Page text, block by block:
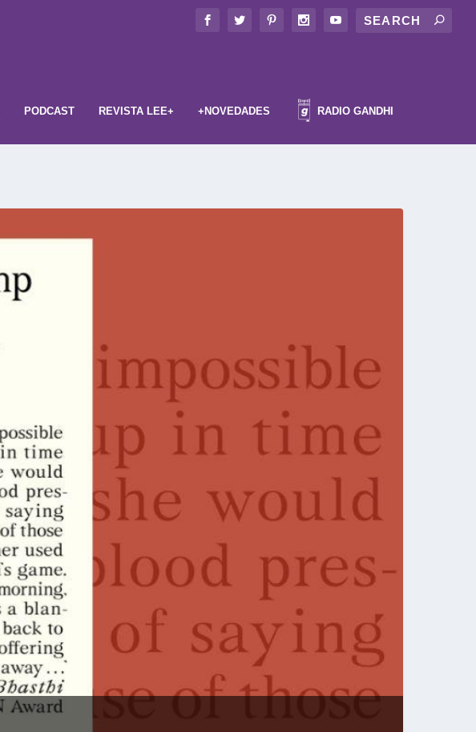
PODCAST REVISTA LEE+ +NOVEDADES RADIO GANDHI